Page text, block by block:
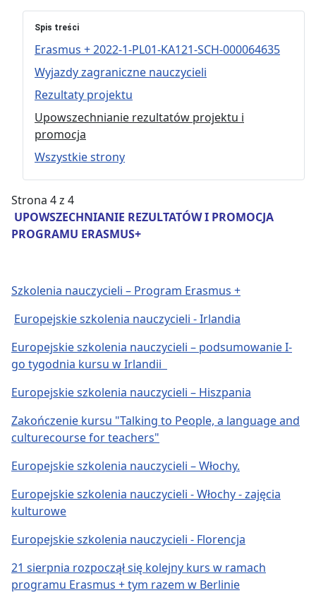
Spis treści
Erasmus + 2022-1-PL01-KA121-SCH-000064635
Wyjazdy zagraniczne nauczycieli
Rezultaty projektu
Upowszechnianie rezultatów projektu i
promocja
Wszystkie strony
Strona 4 z 4
UPOWSZECHNIANIE REZULTATÓW I PROMOCJA
PROGRAMU ERASMUS+
Szkolenia nauczycieli – Program Erasmus +
Europejskie szkolenia nauczycieli - Irlandia
Europejskie szkolenia nauczycieli – podsumowanie I-
go tygodnia kursu w Irlandii
Europejskie szkolenia nauczycieli – Hiszpania
Zakończenie kursu "Talking to People, a language and
culturecourse for teachers"
Europejskie szkolenia nauczycieli – Włochy.
Europejskie szkolenia nauczycieli - Włochy - zajęcia
kulturowe
Europejskie szkolenia nauczycieli - Florencja
21 sierpnia rozpoczął się kolejny kurs w ramach
programu Erasmus + tym razem w Berlinie